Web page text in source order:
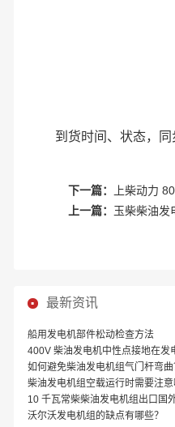
到货时间、状态，同
下一篇：
上柴动力
上一篇： 玉柴柴油发
最新资讯
船用发电机部件松动检查方法
400V 柴油发电机中性点接地在发
如何避免柴油发电机组气门杆弯曲
柴油发电机组空载运行时需要注
10 千瓦常柴柴油发电机组出口国
沃尔沃发电机组的缺点有哪些？